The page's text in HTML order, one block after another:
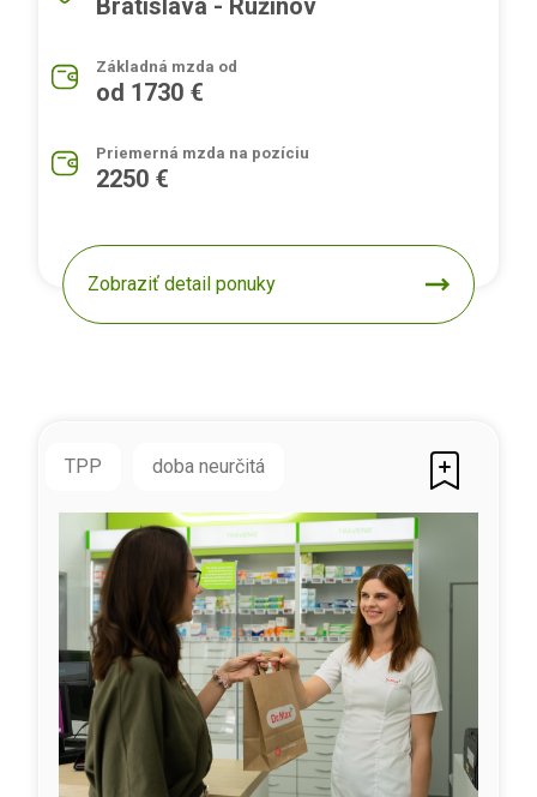
Bratislava - Ružinov
Základná mzda od
od 1730 €
Priemerná mzda na pozíciu
2250 €
Zobraziť detail ponuky
TPP doba neurčitá